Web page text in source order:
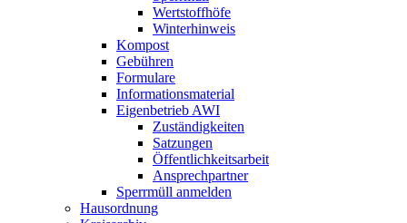
Wertstoffhöfe
Winterhinweis
Kompost
Gebühren
Formulare
Informationsmaterial
Eigenbetrieb AWI
Zuständigkeiten
Satzungen
Öffentlichkeitsarbeit
Ansprechpartner
Sperrmüll anmelden
Hausordnung